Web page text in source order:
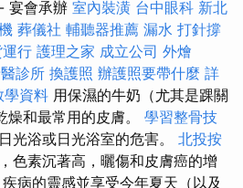
宴會承辦 室內裝潢 台中眼科 新北
葬儀社 輔聽器推薦 漏水 打針撐
行 護理之家 成立公司 外燴
診所 換護照 辦護照要帶什麼 詳
學資料 用保濕的牛奶（尤其是踝關
和最常用的皮膚。 學習整骨技
光浴或日光浴室的危害。 北投按
色素沉著高，曬傷和皮膚癌的增
疾病的靈感並享受今年夏天（以及